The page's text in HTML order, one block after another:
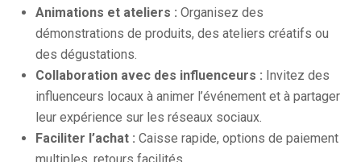
Animations et ateliers : Organisez des
démonstrations de produits, des ateliers créatifs ou
des dégustations.
Collaboration avec des influenceurs : Invitez des
influenceurs locaux à animer l’événement et à partager
leur expérience sur les réseaux sociaux.
Faciliter l’achat : Caisse rapide, options de paiement